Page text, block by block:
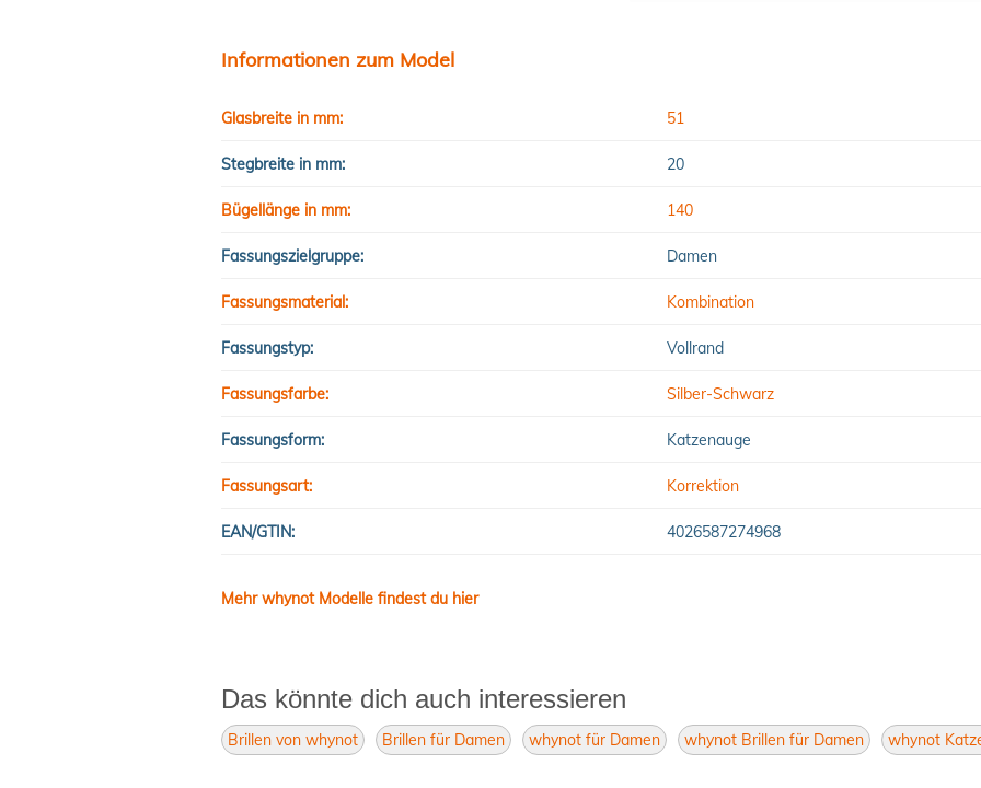
Informationen zum Model
Glasbreite in mm: 51
Stegbreite in mm: 20
Bügellänge in mm: 140
Fassungszielgruppe: Damen
Fassungsmaterial: Kombination
Fassungstyp: Vollrand
Fassungsfarbe: Silber-Schwarz
Fassungsform: Katzenauge
Fassungsart: Korrektion
EAN/GTIN: 4026587274968
Mehr whynot Modelle findest du hier
Das könnte dich auch interessieren
Brillen von whynot Brillen für Damen whynot für Damen whynot Brillen für Damen whynot